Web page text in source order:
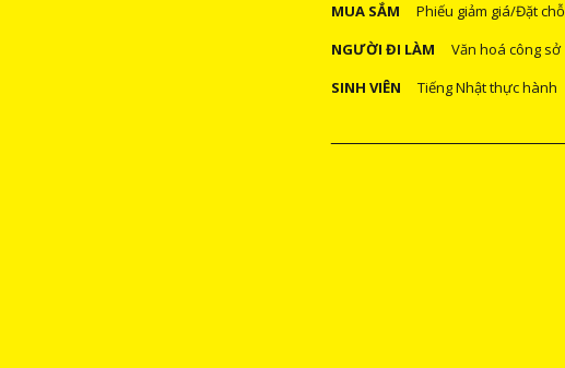
MUA SẮM
Phiếu giảm giá/Đặt chỗ
NGƯỜI ĐI LÀM
Văn hoá công sở
SINH VIÊN
Tiếng Nhật thực hành